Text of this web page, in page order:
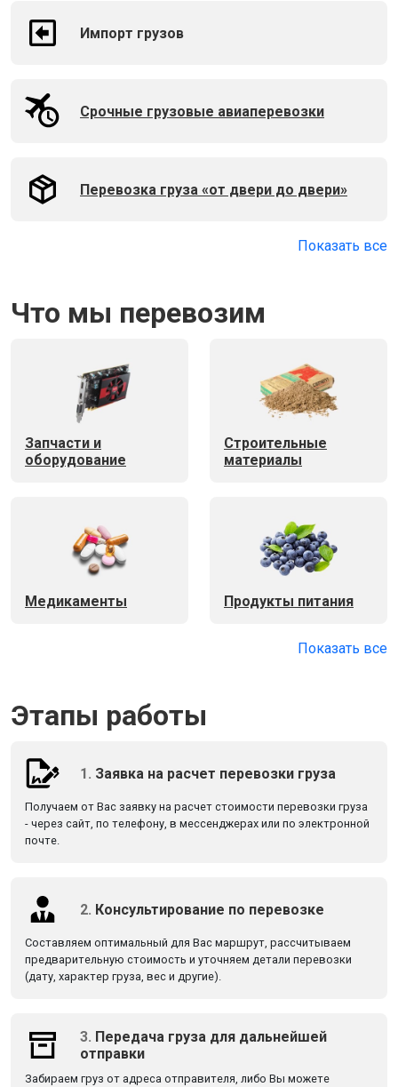
Импорт грузов
Срочные грузовые авиаперевозки
Перевозка груза «от двери до двери»
Показать все
Что мы перевозим
Запчасти и
оборудование
Строительные
материалы
Медикаменты Продукты питания
Показать все
Этапы работы
1. Заявка на расчет перевозки груза
Получаем от Вас заявку на расчет стоимости перевозки груза
- через сайт, по телефону, в мессенджерах или по электронной
почте.
2. Консультирование по перевозке
Составляем оптимальный для Вас маршрут, рассчитываем
предварительную стоимость и уточняем детали перевозки
(дату, характер груза, вес и другие).
3. Передача груза для дальнейшей
отправки
Забираем груз от адреса отправителя, либо Вы можете